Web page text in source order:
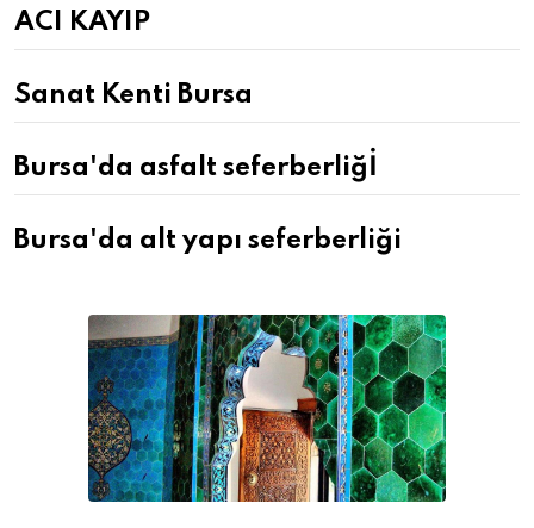
ACI KAYIP
Sanat Kenti Bursa
Bursa'da asfalt seferberliğİ
Bursa'da alt yapı seferberliği